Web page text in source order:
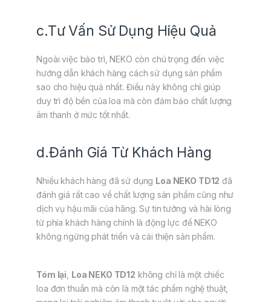
c.Tư Vấn Sử Dụng Hiệu Quả
Ngoài việc bảo trì, NEKO còn chú trọng đến việc
hướng dẫn khách hàng cách sử dụng sản phẩm
sao cho hiệu quả nhất. Điều này không chỉ giúp
duy trì độ bền của loa mà còn đảm bảo chất lượng
âm thanh ở mức tốt nhất.
d.Đánh Giá Từ Khách Hàng
Nhiều khách hàng đã sử dụng Loa NEKO TD12 đã
đánh giá rất cao về chất lượng sản phẩm cũng như
dịch vụ hậu mãi của hãng. Sự tin tưởng và hài lòng
từ phía khách hàng chính là động lực để NEKO
không ngừng phát triển và cải thiện sản phẩm.
Tóm lại, Loa NEKO TD12 không chỉ là một chiếc
loa đơn thuần mà còn là một tác phẩm nghệ thuật,